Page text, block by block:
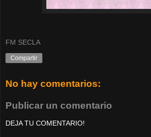
FM SECLA
Compartir
No hay comentarios:
Publicar un comentario
DEJA TU COMENTARIO!